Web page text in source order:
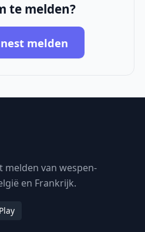
te melden?
melden
van wespen-
en Frankrijk.